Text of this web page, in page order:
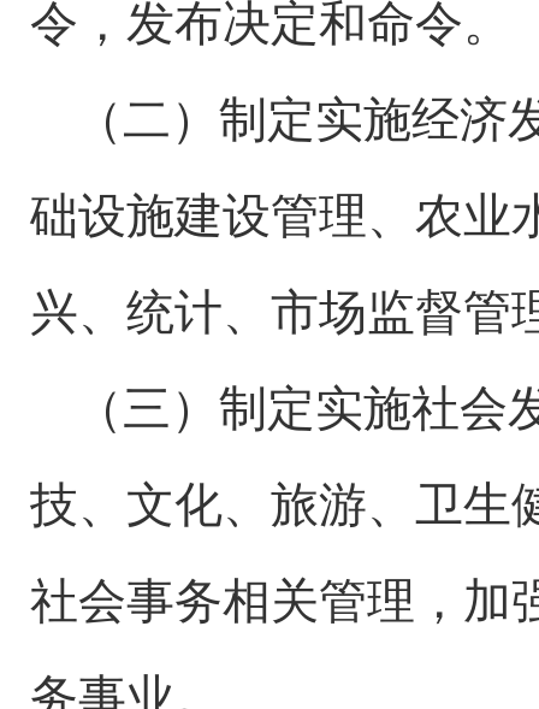
令，发布决定和命令。
（二）制定实施经济
础设施建设管理、农业
兴、统计、市场监督管
（三）制定实施社
技、文化、旅游、卫生
社会事务相关管理，加
务事业。